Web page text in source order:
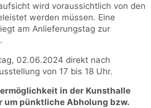
wird voraussichtlich von den
werden müssen. Eine
am Anlieferungstag zur
02.06.2024 direkt nach
von 17 bis 18 Uhr.
in der Kunsthalle
um pünktliche Abholung bzw.